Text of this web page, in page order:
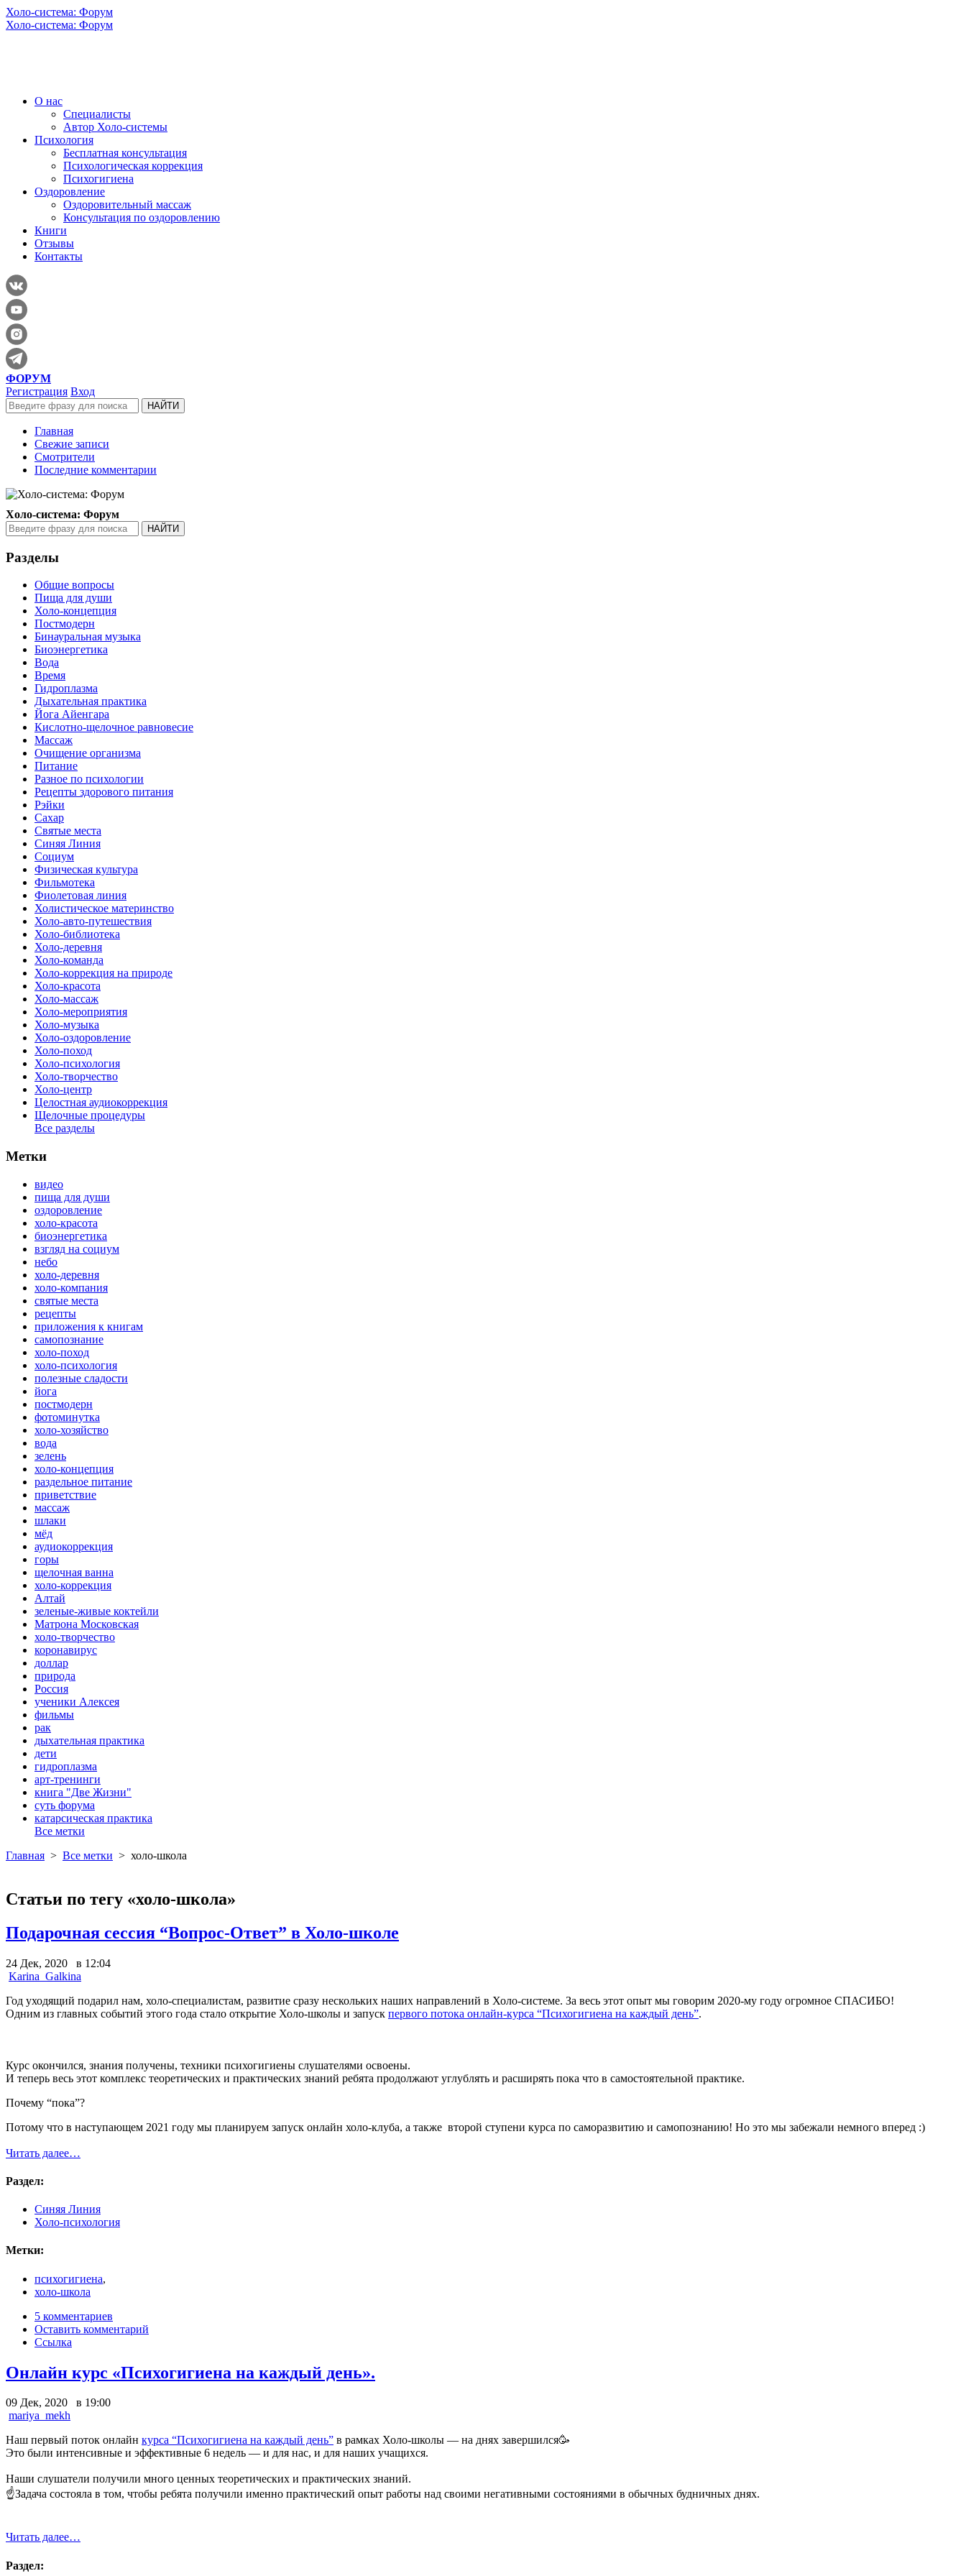
Холо-система: Форум
Холо-система: Форум
О нас
Специалисты
Автор Холо-системы
Психология
Бесплатная консультация
Психологическая коррекция
Психогигиена
Оздоровление
Оздоровительный массаж
Консультация по оздоровлению
Книги
Отзывы
Контакты
ФОРУМ
Регистрация Вход
Главная
Свежие записи
Смотрители
Последние комментарии
Холо-система: Форум
Разделы
Общие вопросы
Пища для души
Холо-концепция
Постмодерн
Бинауральная музыка
Биоэнергетика
Вода
Время
Гидроплазма
Дыхательная практика
Йога Айенгара
Кислотно-щелочное равновесие
Массаж
Очищение организма
Питание
Разное по психологии
Рецепты здорового питания
Рэйки
Сахар
Святые места
Синяя Линия
Социум
Физическая культура
Фильмотека
Фиолетовая линия
Холистическое материнство
Холо-авто-путешествия
Холо-библиотека
Холо-деревня
Холо-команда
Холо-коррекция на природе
Холо-красота
Холо-массаж
Холо-мероприятия
Холо-музыка
Холо-оздоровление
Холо-поход
Холо-психология
Холо-творчество
Холо-центр
Целостная аудиокоррекция
Щелочные процедуры
Все разделы
Метки
видео
пища для души
оздоровление
холо-красота
биоэнергетика
взгляд на социум
небо
холо-деревня
холо-компания
святые места
рецепты
приложения к книгам
самопознание
холо-поход
холо-психология
полезные сладости
йога
постмодерн
фотоминутка
холо-хозяйство
вода
зелень
холо-концепция
раздельное питание
приветствие
массаж
шлаки
мёд
аудиокоррекция
горы
щелочная ванна
холо-коррекция
Алтай
зеленые-живые коктейли
Матрона Московская
холо-творчество
коронавирус
доллар
природа
Россия
ученики Алексея
фильмы
рак
дыхательная практика
дети
гидроплазма
арт-тренинги
книга "Две Жизни"
суть форума
катарсическая практика
Все метки
Главная > Все метки > холо-школа
Статьи по тегу «холо-школа»
Подарочная сессия “Вопрос-Ответ” в Холо-школе
24 Дек, 2020 в 12:04
Karina_Galkina
Год уходящий подарил нам, холо-специалистам, развитие сразу нескольких наших направлений в Холо-системе. За весь этот опыт мы говорим 2020-му году огромное СПАСИБО!
Одним из главных событий этого года стало открытие Холо-школы и запуск первого потока онлайн-курса “Психогигиена на каждый день”.
Курс окончился, знания получены, техники психогигиены слушателями освоены.
И теперь весь этот комплекс теоретических и практических знаний ребята продолжают углублять и расширять пока что в самостоятельной практике.
Почему “пока”?
Потому что в наступающем 2021 году мы планируем запуск онлайн холо-клуба, а также второй ступени курса по саморазвитию и самопознанию! Но это мы забежали немного вперед :)
Читать далее…
Раздел:
Синяя Линия
Холо-психология
Метки:
психогигиена,
холо-школа
5 комментариев
Оставить комментарий
Ссылка
Онлайн курс «Психогигиена на каждый день».
09 Дек, 2020 в 19:00
mariya_mekh
Наш первый поток онлайн курса “Психогигиена на каждый день” в рамках Холо-школы — на днях завершился🥳
Это были интенсивные и эффективные 6 недель — и для нас, и для наших учащихся.
Наши слушатели получили много ценных теоретических и практических знаний.
☝️Задача состояла в том, чтобы ребята получили именно практический опыт работы над своими негативными состояниями в обычных будничных днях.
Читать далее…
Раздел: